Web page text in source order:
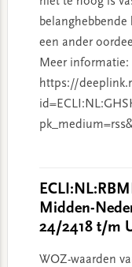
een ander
Meer informatie:
https://
Midden-
24/2418 t/m
WOZ-waarden